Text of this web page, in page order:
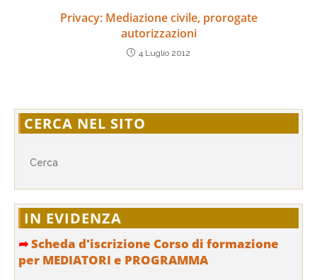
Privacy: Mediazione civile, prorogate
autorizzazioni
4 Luglio 2012
CERCA NEL SITO
IN EVIDENZA
➦Scheda d'iscrizione Corso di formazione
per MEDIATORI e PROGRAMMA